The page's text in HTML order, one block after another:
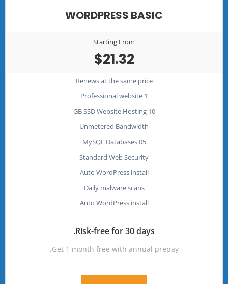
WORDPRESS BASIC
Starting From
$21.32
Renews at the same price
1 Professional website
10 GB SSD Website Hosting
Unmetered Bandwidth
05 MySQL Databases
Standard Web Security
Auto WordPress install
Daily malware scans
Auto WordPress install
Risk-free for 30 days.
Get 1 month free with annual prepay.